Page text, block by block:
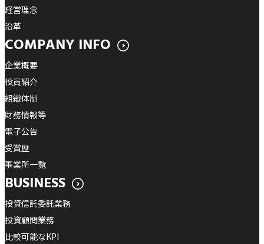
経営理念
沿革
COMPANY INFO
企業概要
役員紹介
組織体制
財務情報等
電子公告
受賞歴
事業所一覧
BUSINESS
投資信託委託業務
投資顧問業務
比較可能なKPI